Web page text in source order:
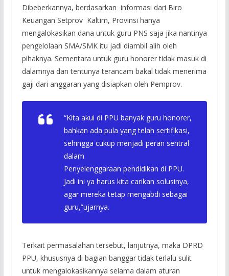
Dibeberkannya, berdasarkan informasi dari Biro
Keuangan Setprov Kaltim, Provinsi hanya
mengalokasikan dana untuk guru PNS saja jika nantinya
pengelolaan SMA/SMK itu jadi diambil alih oleh
pihaknya. Sementara untuk guru honorer tidak masuk di
dalamnya dan tentunya terancam bakal tidak menerima
gaji dari anggaran yang disiapkan oleh Pemprov.
“Kita akui di PPU banyak guru honorer,
bahkan ada pula yang telah sertifikasi,
sehingga cukup menjadi peran sentral
dalam
Penyelenggaraan pendidikan di PPU.
Jadi ini ya harus kita carikan solusinya,
agar mereka tetap mengabdi sebagai
guru,”ujarnya.
Terkait permasalahan tersebut, lanjutnya, maka DPRD
PPU, khususnya di bagian banggar tidak terlalu sulit
untuk mengalokasikannya selama dalam aturan